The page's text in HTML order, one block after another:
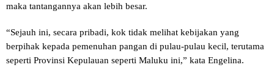
maka tantangannya akan lebih besar.
“Sejauh ini, secara pribadi, kok tidak melihat kebijakan yang
berpihak kepada pemenuhan pangan di pulau-pulau kecil, terutama
seperti Provinsi Kepulauan seperti Maluku ini,” kata Engelina.